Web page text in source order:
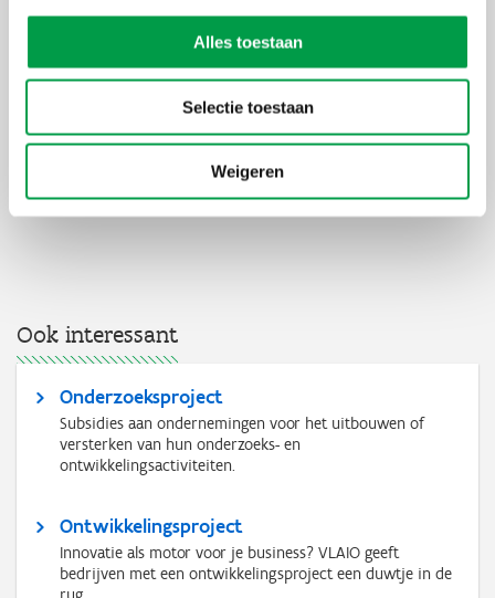
Alles toestaan
Selectie toestaan
Weigeren
Interessante subsidies
Stel je vraag aan Catalisti
Ook interessant
Onderzoeksproject
Subsidies aan ondernemingen voor het uitbouwen of
versterken van hun onderzoeks- en
ontwikkelingsactiviteiten.
Ontwikkelingsproject
Innovatie als motor voor je business? VLAIO geeft
bedrijven met een ontwikkelingsproject een duwtje in de